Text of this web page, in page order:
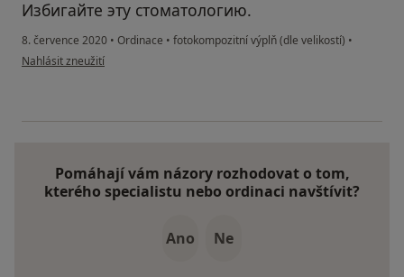
Избигайте эту стоматологию.
8. července 2020 • Ordinace • fotokompozitní výplň (dle velikostí) •
podle názoru uživatele Клиент
Nahlásit zneužití
Pomáhají vám názory rozhodovat o tom,
kterého specialistu nebo ordinaci navštívit?
Ano Ne